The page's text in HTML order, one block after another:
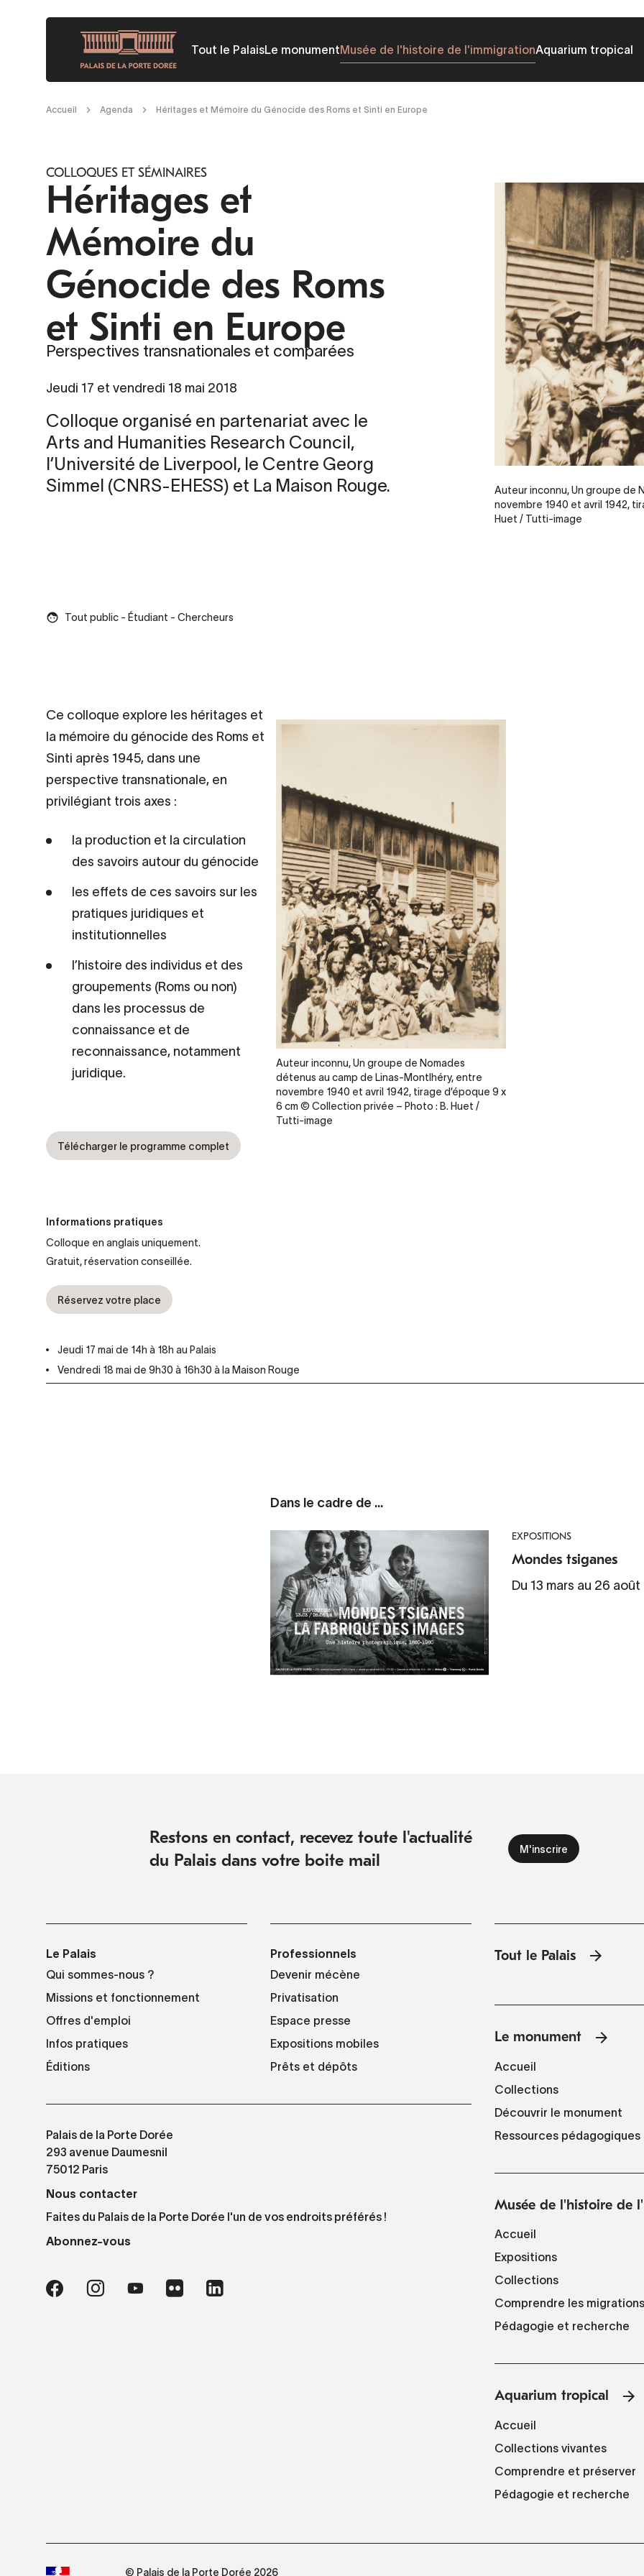
principal
Tout le PalaisLe monumentMusée de l'histoire de l'immigrationAquarium tropical
Fil
Accueil Agenda Héritages et Mémoire du Génocide des Roms et Sinti en Europe
COLLOQUES ET SÉMINAIRES
Héritages et
Mémoire du
Génocide des Roms
et Sinti en Europe
Perspectives transnationales et comparées
Jeudi 17 et vendredi 18 mai 2018
Colloque organisé en partenariat avec le
Arts and Humanities Research Council,
l’Université de Liverpool, le Centre Georg
Simmel (CNRS-EHESS) et La Maison Rouge.
Auteur inconnu, Un groupe de
novembre 1940 et avril 1942,
Huet / Tutti-image
Tout public - Étudiant - Chercheurs
Contenu
d’origine
Legende
Auteur inconnu, Un groupe de Nomades
détenus au camp de Linas-Montlhéry, entre
novembre 1940 et avril 1942, tirage d’époque 9 x
6 cm © Collection privée – Photo : B. Huet /
Tutti-image
Ce colloque explore les héritages et
la mémoire du génocide des Roms et
Sinti après 1945, dans une
perspective transnationale, en
privilégiant trois axes :
la production et la circulation
des savoirs autour du génocide
les effets de ces savoirs sur les
pratiques juridiques et
institutionnelles
l’histoire des individus et des
groupements (Roms ou non)
dans les processus de
connaissance et de
reconnaissance, notamment
juridique.
Télécharger le programme complet
Informations pratiques
Colloque en anglais uniquement.
Gratuit, réservation conseillée.
Réservez votre place
Jeudi 17 mai de 14h à 18h au Palais
Vendredi 18 mai de 9h30 à 16h30 à la Maison Rouge
Dans le cadre de ...
EXPOSITIONS
Mondes tsiganes
Du 13 mars au 26
Restons en contact, recevez toute l'actualité
du Palais dans votre boite mail
Le Palais
Qui sommes-nous ?
Missions et fonctionnement
Offres d'emploi
Infos pratiques
Éditions
Professionnels
Devenir mécène
Privatisation
Espace presse
Expositions mobiles
Prêts et dépôts
Palais de la Porte Dorée
293 avenue Daumesnil
75012 Paris
Nous contacter
Faites du Palais de la Porte Dorée l'un de vos endroits préférés !
Abonnez-vous
Tout le Palais
Le monument
Accueil
Collections
Découvrir le monument
Ressources pédagogiques
Musée de l'histoire de
Accueil
Expositions
Collections
Comprendre les migrations
Pédagogie et recherche
Aquarium tropical
Accueil
Collections vivantes
Comprendre et préserver
Pédagogie et recherche
© Palais de la Porte Dorée 2026